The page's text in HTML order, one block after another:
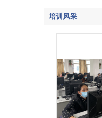
培训风采